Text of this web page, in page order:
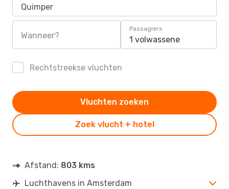
Quimper
Wanneer?
Passagiers
1 volwassene
Rechtstreekse vluchten
Zoek vlucht + hotel
Vluchten zoeken
Afstand: 803 kms
Luchthavens in Amsterdam